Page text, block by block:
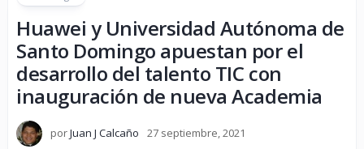
Huawei y Universidad Autónoma de
Santo Domingo apuestan por el
desarrollo del talento TIC con
inauguración de nueva Academia
porJuan J Calcaño 27 septiembre, 2021